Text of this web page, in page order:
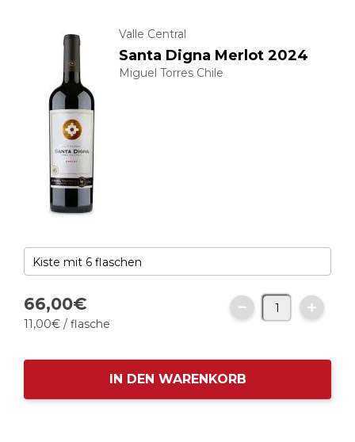
Valle Central
Santa Digna Merlot 2024
Miguel Torres Chile
66,00€
11,00€ / flasche
IN DEN WARENKORB